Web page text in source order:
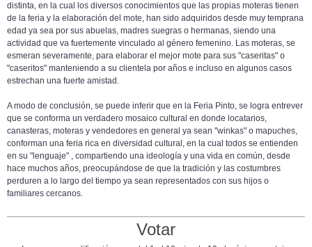
distinta, en la cual los diversos conocimientos que las propias moteras tienen
de la feria y la elaboración del mote, han sido adquiridos desde muy temprana
edad ya sea por sus abuelas, madres suegras o hermanas, siendo una
actividad que va fuertemente vinculado al género femenino. Las moteras, se
esmeran severamente, para elaborar el mejor mote para sus "caseritas" o
"caseritos" manteniendo a su clientela por años e incluso en algunos casos
estrechan una fuerte amistad.
A modo de conclusión, se puede inferir que en la Feria Pinto, se logra entrever
que se conforma un verdadero mosaico cultural en donde locatarios,
canasteras, moteras y vendedores en general ya sean "winkas" o mapuches,
conforman una feria rica en diversidad cultural, en la cual todos se entienden
en su "lenguaje" , compartiendo una ideología y una vida en común, desde
hace muchos años, preocupándose de que la tradición y las costumbres
perduren a lo largo del tiempo ya sean representados con sus hijos o
familiares cercanos.
Votar